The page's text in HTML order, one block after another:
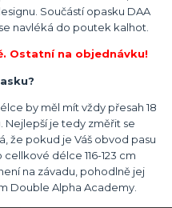
Součástí opasku DAA
navléká do poutek kalhot.
Ostatní na objednávku!
by měl mít vždy přesah 18
Nejlepší je tedy změřit se
že pokud je Váš obvod pasu
délce 116-123 cm
na závadu, pohodlně jej
Double Alpha Academy.